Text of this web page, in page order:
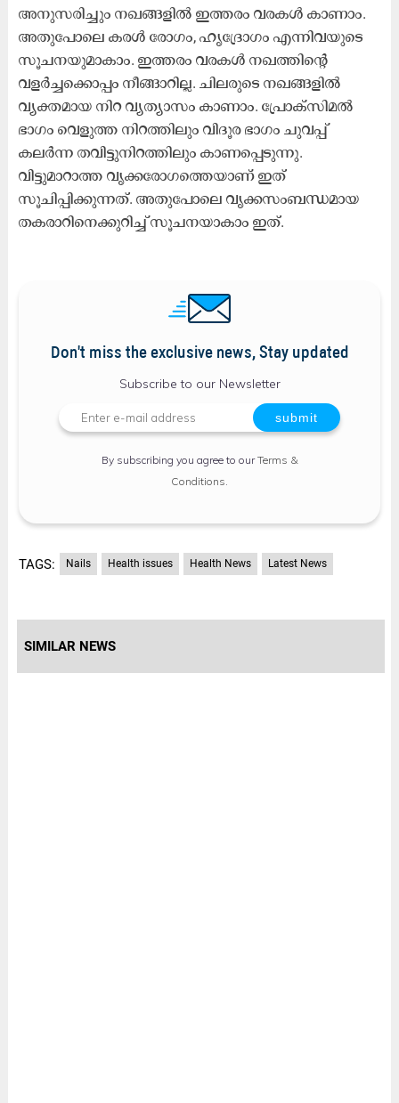
അനുസരിച്ചും നഖങ്ങളിൽ ഇത്തരം വരകൾ കാണാം.
അതുപോലെ കരൾ രോഗം, ഹൃദ്രോഗം എന്നിവയുടെ
സൂചനയുമാകാം. ഇത്തരം വരകൾ നഖത്തിന്റെ
വളർച്ചക്കൊപ്പം നീങ്ങാറില്ല. ചിലരുടെ നഖങ്ങളിൽ
വ്യക്തമായ നിറ വ്യത്യാസം കാണാം. പ്രോക്സിമൽ
ഭാഗം വെളുത്ത നിറത്തിലും വിദൂര ഭാഗം ചുവപ്പ്
കലർന്ന തവിട്ടുനിറത്തിലും കാണപ്പെടുന്നു.
വിട്ടുമാറാത്ത വൃക്കരോഗത്തെയാണ് ഇത്
സൂചിപ്പിക്കുന്നത്. അതുപോലെ വൃക്കസംബന്ധമായ
തകരാറിനെക്കുറിച്ച് സൂചനയാകാം ഇത്.
Don't miss the exclusive news, Stay updated
Subscribe to our Newsletter
By subscribing you agree to ourTerms &
Conditions
TAGS: Nails Health issues Health News Latest News
SIMILAR NEWS